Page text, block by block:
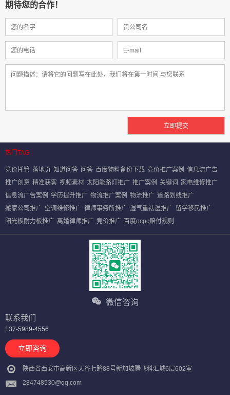
期待您的合作！
热门TAG
竞价托管 落地页 知道问答 问答 百度物料备份下载 竞价推广案例 信息流广告
推广创意 精准获客 视频素材 太阳能路灯推广 推广案例 关键词 家电维修推广
信息流广告案例 学历提升推广 物流推广案例 物流推广 道路划线推广
搬家公司推广 空调维修推广 律师事务所推广 湿气重祛湿推广 留学移民推广
阳光板耐力板推广 离婚律师推广 竞价推广 百度ocpc赔付规则
微信咨询
联系我们
137-5989-4556
立即咨询
陕西省西安市高新区天谷七路88号新加坡腾飞科汇城6层602室
284748530@qq.com